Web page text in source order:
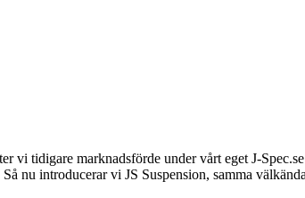
vi tidigare marknadsförde under vårt eget J-
nu introducerar vi JS Suspension, samma